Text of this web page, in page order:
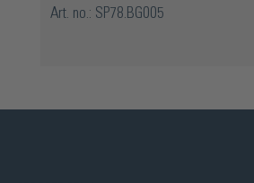
Art. no.: SP78.BG005